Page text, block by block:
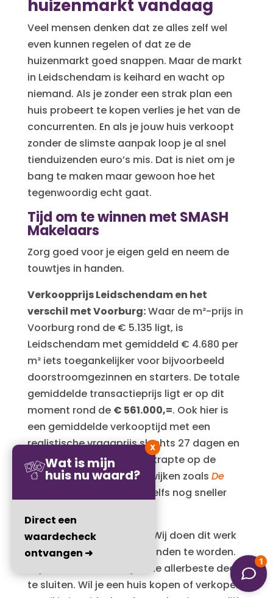
huizenmarkt vandaag
Veel mensen denken dat ze alles zelf wel
even kunnen regelen of dat ze de
huizenmarkt goed snappen. Maar de markt
in Leidschendam is keihard en wacht op
niemand. Als je zonder een strak plan een
huis probeert te kopen verlies je het van de
concurrenten. En als je jouw huis verkoopt
zonder de slimste aanpak loop je al snel
tienduizenden euro’s mis. Dat is niet om je
bang te maken maar gewoon hoe het
tegenwoordig echt gaat.
Tijd om te winnen met SMASH
Makelaars
Zorg goed voor je eigen geld en neem de
touwtjes in handen.
Verkoopprijs Leidschendam en het
verschil met Voorburg:Waar de m²-prijs in
Voorburg rond de € 5.135 ligt, is
Leidschendam met gemiddeld € 4.680 per
m² iets toegankelijker voor bijvoorbeeld
doorstroomgezinnen en starters. De totale
gemiddelde transactieprijs ligt er op dit
moment rond de € 561.000,=. Ook hier is
een gemiddelde verkooptijd met een
realistische vraagprijs slechts 27 dagen en
onderstreept de enorme krapte op de
woningmarkt. In gewilde wijken zoals De
kan dit zelfs nog sneller
Bel nu SMASH Makelaars. Wij doen dit werk
niet zomaar om leuk gevonden te worden.
Wij vechten om voor jou de allerbeste deal
te sluiten. Wil je een huis kopen of verkopen
Wat is mijn
huis nu waard?
Direct een
waardecheck
ontvangen ➜
X